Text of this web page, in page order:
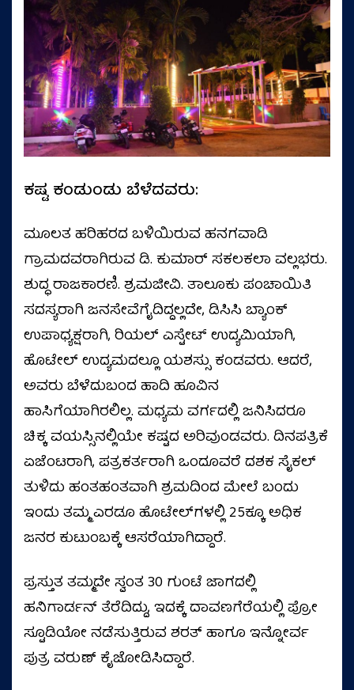
ಕಷ್ಟ ಕಂಡುಂಡು ಬೆಳೆದವರು:
ಮೂಲತ ಹರಿಹರದ ಬಳಿಯಿರುವ ಹನಗವಾಡಿ
ಗ್ರಾಮದವರಾಗಿರುವ ಡಿ. ಕುಮಾರ್ ಸಕಲಕಲಾ ವಲ್ಲಭರು.
ಶುದ್ಧ ರಾಜಕಾರಣಿ. ಶ್ರಮಜೀವಿ. ತಾಲೂಕು ಪಂಚಾಯಿತಿ
ಸದಸ್ಯರಾಗಿ ಜನಸೇವೆಗೈದಿದ್ದಲ್ಲದೇ, ಡಿಸಿಸಿ ಬ್ಯಾಂಕ್
ಉಪಾಧ್ಯಕ್ಷರಾಗಿ, ರಿಯಲ್ ಎಸ್ಟೇಟ್ ಉದ್ಯಮಿಯಾಗಿ,
ಹೊಟೇಲ್ ಉದ್ಯಮದಲ್ಲೂ ಯಶಸ್ಸು ಕಂಡವರು. ಆದರೆ,
ಅವರು ಬೆಳೆದುಬಂದ ಹಾದಿ ಹೂವಿನ
ಹಾಸಿಗೆಯಾಗಿರಲಿಲ್ಲ. ಮಧ್ಯಮ ವರ್ಗದಲ್ಲಿ ಜನಿಸಿದರೂ
ಚಿಕ್ಕ ವಯಸ್ಸಿನಲ್ಲಿಯೇ ಕಷ್ಟದ ಅರಿವುಂಡವರು. ದಿನಪತ್ರಿಕೆ
ಏಜೆಂಟರಾಗಿ, ಪತ್ರಕರ್ತರಾಗಿ ಒಂದೂವರೆ ದಶಕ ಸೈಕಲ್
ತುಳಿದು ಹಂತಹಂತವಾಗಿ ಶ್ರಮದಿಂದ ಮೇಲೆ ಬಂದು
ಇಂದು ತಮ್ಮ ಎರಡೂ ಹೊಟೇಲ್‌ಗಳಲ್ಲಿ 25ಕ್ಕೂ ಅಧಿಕ
ಜನರ ಕುಟುಂಬಕ್ಕೆ ಆಸರೆಯಾಗಿದ್ದಾರೆ.
ಪ್ರಸ್ತುತ ತಮ್ಮದೇ ಸ್ವಂತ 30 ಗುಂಟೆ ಜಾಗದಲ್ಲಿ
ಹನಿಗಾರ್ಡನ್ ತೆರೆದಿದ್ದು, ಇದಕ್ಕೆ ದಾವಣಗೆರೆಯಲ್ಲಿ ಪ್ರೋ
ಸ್ಟೂಡಿಯೋ ನಡೆಸುತ್ತಿರುವ ಶರತ್ ಹಾಗೂ ಇನ್ನೋರ್ವ
ಪುತ್ರ ವರುಣ್ ಕೈಜೋಡಿಸಿದ್ದಾರೆ.